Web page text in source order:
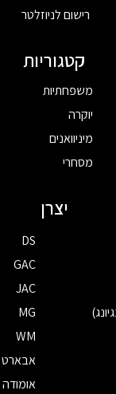
רישום לניוזלטר
קטגוריות
משפחתיות
יוקרה
מיניוואנים
מסחרי
יצרן
DS
GAC
JAC
MG
WM
אבארט
אומודה